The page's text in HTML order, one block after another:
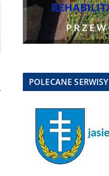
POLECANE SERWISY